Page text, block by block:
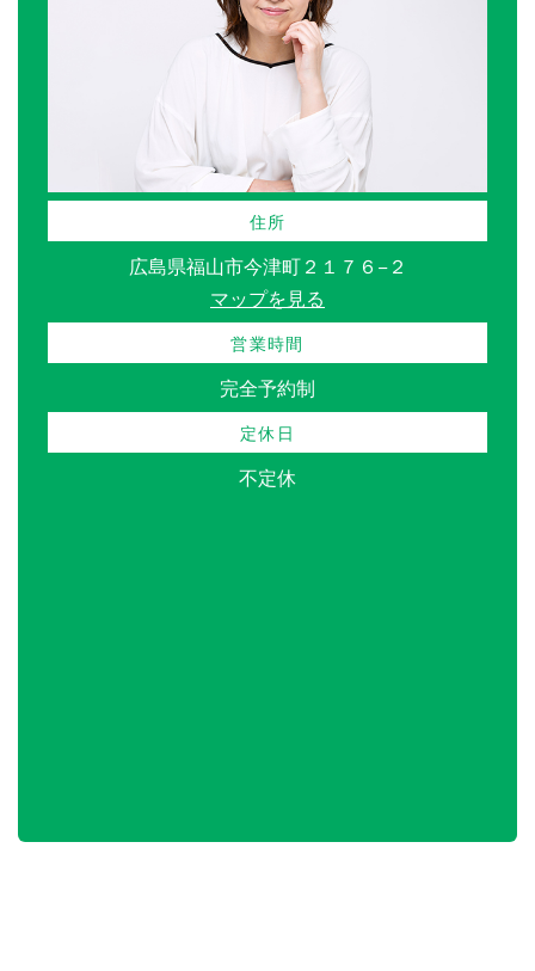
住所
広島県福山市今津町２１７６−２
マップを見る
営業時間
完全予約制
定休日
不定休